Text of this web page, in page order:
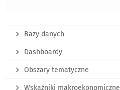
Bazy danych
Dashboardy
Obszary tematyczne
Wskaźniki makroekonomiczne